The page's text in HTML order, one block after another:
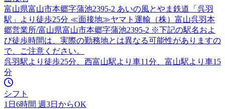
富山県富山市本郷字蒲池2395-2 あいの風とやま鉄道「呉羽
駅」より徒歩25分 ≪面接地≫ヤマト運輸（株）富山呉羽本
郷営業所/富山県富山市本郷字蒲池2395-2 ※下記の駅名およ
び徒歩時間は、実際の勤務地とは異なる可能性がありますの
で、ご注意ください。
呉羽駅より徒歩25分、西富山駅より車11分、富山駅より車15
分
シフト
1日6時間 週3日からOK